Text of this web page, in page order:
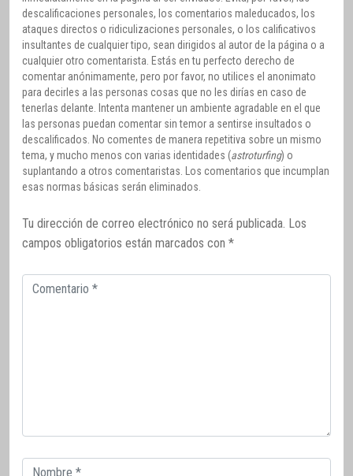
descalificaciones personales, los comentarios maleducados, los
ataques directos o ridiculizaciones personales, o los calificativos
insultantes de cualquier tipo, sean dirigidos al autor de la página o a
cualquier otro comentarista. Estás en tu perfecto derecho de
comentar anónimamente, pero por favor, no utilices el anonimato
para decirles a las personas cosas que no les dirías en caso de
tenerlas delante. Intenta mantener un ambiente agradable en el que
las personas puedan comentar sin temor a sentirse insultados o
descalificados. No comentes de manera repetitiva sobre un mismo
tema, y mucho menos con varias identidades (astroturfing) o
suplantando a otros comentaristas. Los comentarios que incumplan
esas normas básicas serán eliminados.
Tu dirección de correo electrónico no será publicada. Los
campos obligatorios están marcados con *
Comentario
Correo